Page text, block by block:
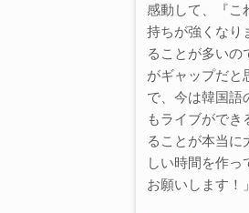
感動して、『こ
持ちが強くなり
ることが多いの
がギャップだと
で、今は韓国語
もライブがで
ることが本当に
しい時間を作っ
お願いします！」